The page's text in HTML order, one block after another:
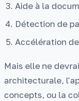
Aide à la
Détection de
Accélération
Mais elle ne
architecturale,
concepts, ou la